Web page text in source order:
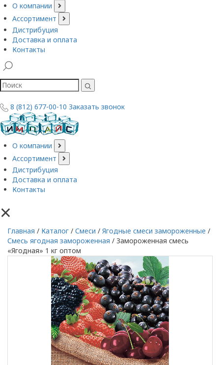
О компании
Ассортимент
Дистрибуция
Доставка и оплата
Контакты
8 (812) 677-00-10 Заказать звонок
О компании
Ассортимент
Дистрибуция
Доставка и оплата
Контакты
×
Главная / Каталог / Смеси / Ягодные смеси замороженные /
Смесь ягодная замороженная / Замороженная смесь
«Ягодная» 1 кг оптом